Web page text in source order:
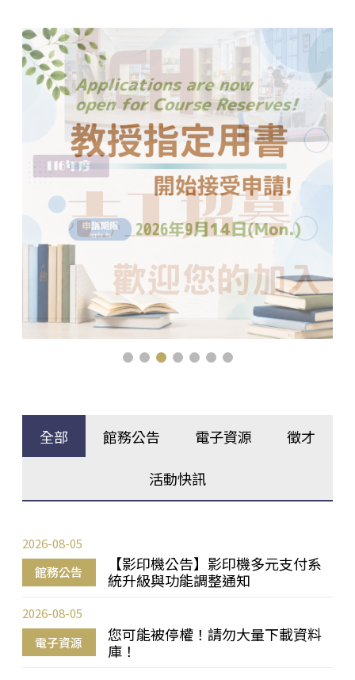
全部 館務公告 電子資源 徵才
活動快訊
館務公告
【影印機公告】影印機多元支付系
統升級與功能調整通知
2026-08-05
電子資源
您可能被停權！請勿大量下載資料
庫！
2026-08-05